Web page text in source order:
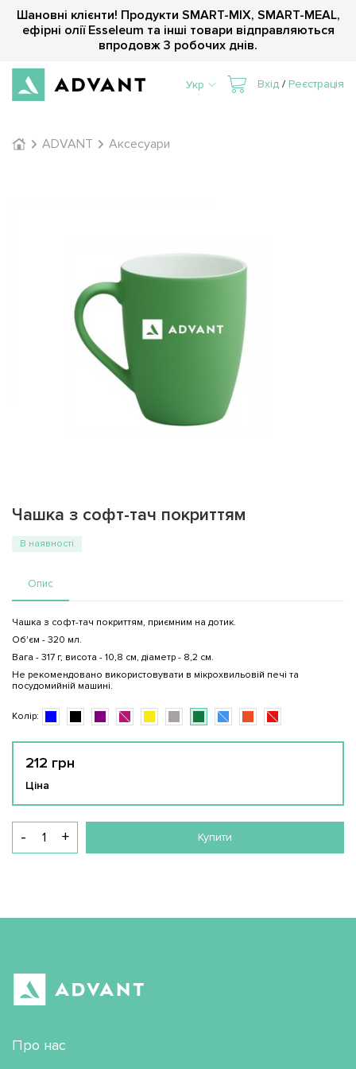
Шановні клієнти! Продукти SMART-MIX, SMART-MEAL,
ефірні олії Esseleum та інші товари відправляються
впродовж 3 робочих днів.
Укр Вхід / Реєстрація
ADVANT Аксесуари
Чашка з софт-тач покриттям
В наявності
Опис
Чашка з софт-тач покриттям, приємним на дотик.
Об'єм - 320 мл.
Вага - 317 г, висота - 10,8 см, діаметр - 8,2 см.
Не рекомендовано використовувати в мікрохвильовій печі та
посудомийній машині.
Колір:
СинійЧорнийБузковийРожевийЖовтийСірийЗеленийБлакитнийПомаранчевий
Червоний
212 грн
Ціна
+
- Купити
Про нас